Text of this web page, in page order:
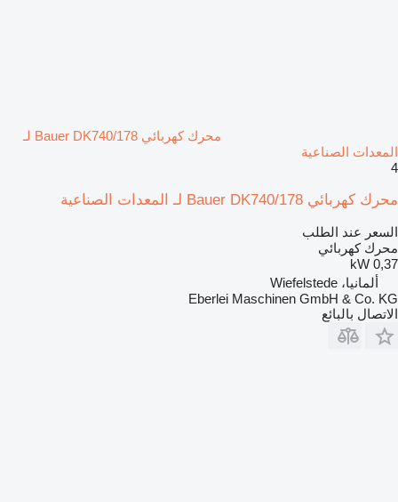
محرك كهربائي Bauer DK740/178 لـ
المعدات الصناعية
4
محرك كهربائي Bauer DK740/178 لـ المعدات الصناعية
السعر عند الطلب
محرك كهربائي
0,37 kW
ألمانيا، Wiefelstede
Eberlei Maschinen GmbH & Co. KG
الاتصال بالبائع